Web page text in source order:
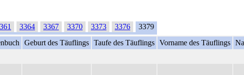
3364 3367 3370 3373 3376
3379
Geburt des Täuflings Taufe des Täuflings Vorname des Täuflings